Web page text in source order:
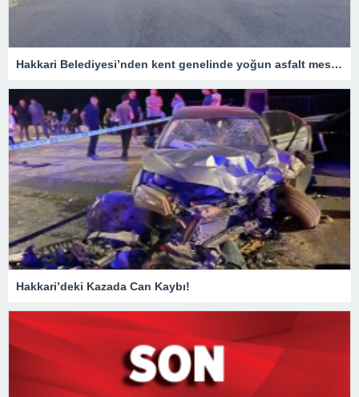
Hakkari Belediyesi’nden kent genelinde yoğun asfalt mesaisi
Hakkari’deki Kazada Can Kaybı!